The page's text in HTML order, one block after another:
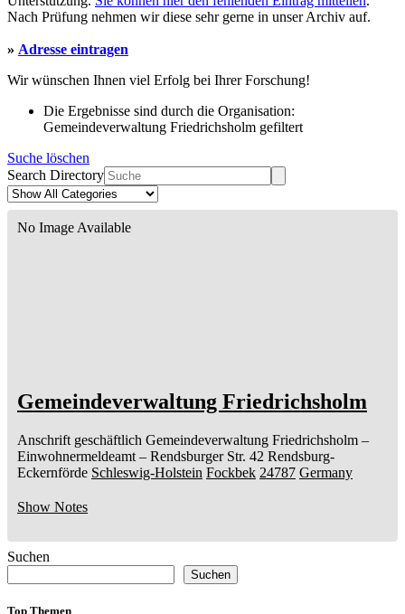
Nach Prüfung nehmen wir diese sehr gerne in unser Archiv auf.
» Adresse eintragen
Wir wünschen Ihnen viel Erfolg bei Ihrer Forschung!
Die Ergebnisse sind durch die Organisation:
Gemeindeverwaltung Friedrichsholm gefiltert
Suche löschen
Search Directory
No Image Available
Gemeindeverwaltung Friedrichsholm
Anschrift geschäftlich Gemeindeverwaltung Friedrichsholm –
Einwohnermeldeamt – Rendsburger Str. 42 Rendsburg-
Eckernförde Schleswig-Holstein Fockbek 24787 Germany
Show Notes
Suchen
Suchen
Top Themen